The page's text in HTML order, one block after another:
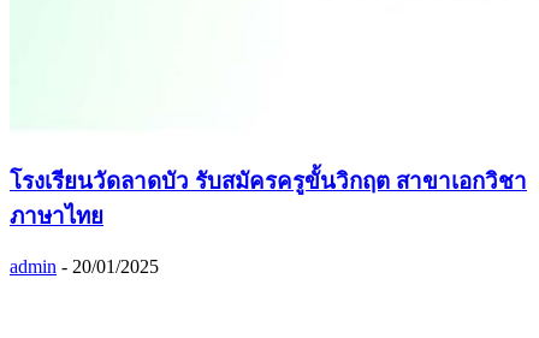
โรงเรียนวัดลาดบัว รับสมัครครูขั้นวิกฤต สาขาเอกวิชา
ภาษาไทย
admin - 20/01/2025